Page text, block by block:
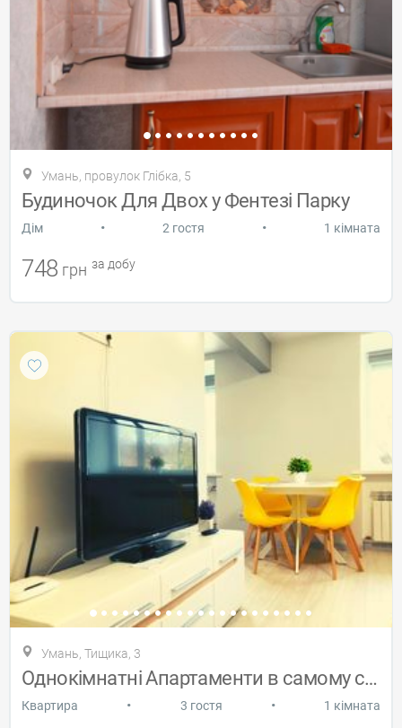
Умань, провулок Глібка, 5
Будиночок Для Двох у Фентезі Парку
Дiм • 2 гостя • 1 кімната
748 грн за добу
Умань, Тищика, 3
Однокімнатні Апартаменти в самому серці
Квартира • 3 гостя • 1 кімната